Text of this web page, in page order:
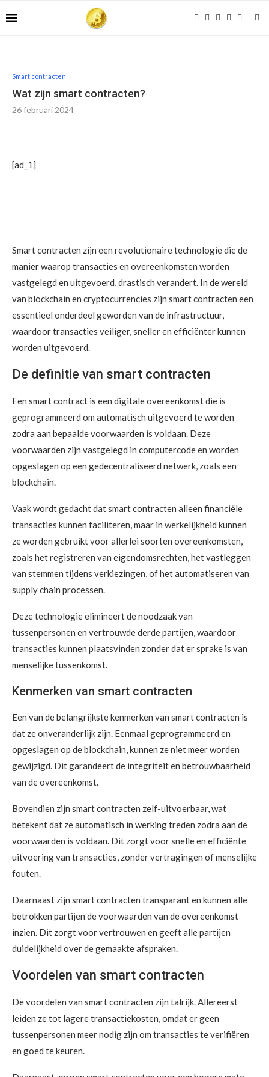
Smart contracten
Wat zijn smart contracten?
26 februari 2024
[ad_1]
Smart contracten zijn een revolutionaire technologie die de
manier waarop transacties en overeenkomsten worden
vastgelegd en uitgevoerd, drastisch verandert. In de wereld
van blockchain en cryptocurrencies zijn smart contracten een
essentieel onderdeel geworden van de infrastructuur,
waardoor transacties veiliger, sneller en efficiënter kunnen
worden uitgevoerd.
De definitie van smart contracten
Een smart contract is een digitale overeenkomst die is
geprogrammeerd om automatisch uitgevoerd te worden
zodra aan bepaalde voorwaarden is voldaan. Deze
voorwaarden zijn vastgelegd in computercode en worden
opgeslagen op een gedecentraliseerd netwerk, zoals een
blockchain.
Vaak wordt gedacht dat smart contracten alleen financiële
transacties kunnen faciliteren, maar in werkelijkheid kunnen
ze worden gebruikt voor allerlei soorten overeenkomsten,
zoals het registreren van eigendomsrechten, het vastleggen
van stemmen tijdens verkiezingen, of het automatiseren van
supply chain processen.
Deze technologie elimineert de noodzaak van
tussenpersonen en vertrouwde derde partijen, waardoor
transacties kunnen plaatsvinden zonder dat er sprake is van
menselijke tussenkomst.
Kenmerken van smart contracten
Een van de belangrijkste kenmerken van smart contracten is
dat ze onveranderlijk zijn. Eenmaal geprogrammeerd en
opgeslagen op de blockchain, kunnen ze niet meer worden
gewijzigd. Dit garandeert de integriteit en betrouwbaarheid
van de overeenkomst.
Bovendien zijn smart contracten zelf-uitvoerbaar, wat
betekent dat ze automatisch in werking treden zodra aan de
voorwaarden is voldaan. Dit zorgt voor snelle en efficiënte
uitvoering van transacties, zonder vertragingen of menselijke
fouten.
Daarnaast zijn smart contracten transparant en kunnen alle
betrokken partijen de voorwaarden van de overeenkomst
inzien. Dit zorgt voor vertrouwen en geeft alle partijen
duidelijkheid over de gemaakte afspraken.
Voordelen van smart contracten
De voordelen van smart contracten zijn talrijk. Allereerst
leiden ze tot lagere transactiekosten, omdat er geen
tussenpersonen meer nodig zijn om transacties te verifiëren
en goed te keuren.